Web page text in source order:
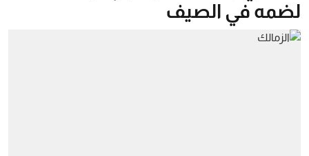
لضمه في الصيف